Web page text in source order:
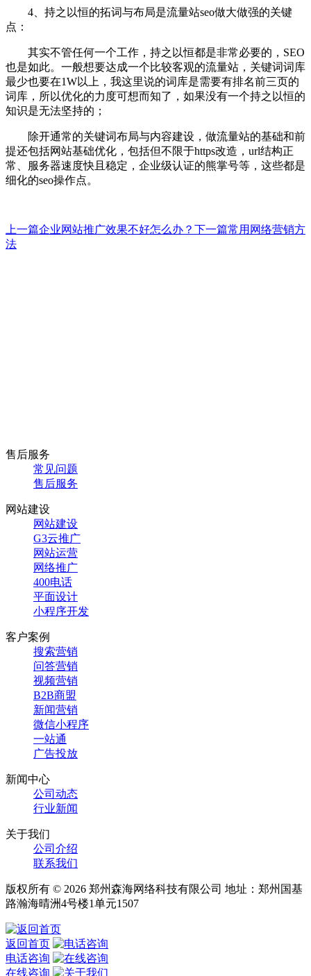
4、持之以恒的拓词与布局是流量站seo做大做强的关键
点：
其实不管任何一个工作，持之以恒都是非常必要的，SEO
也是如此。一般想要达成一个比较客观的流量站，关键词词库
最少也要在1W以上，我这里说的词库是需要有排名前三页的
词库，所以优化的力度可想而知了，如果没有一个持之以恒的
知识是无法坚持的；
除开通常的关键词布局与内容建设，做流量站的基础和前
提还包括网站基础优化，包括但不限于https改造，url结构正
常、服务器速度快且稳定，企业级认证的熊掌号等，这些都是
细化的seo操作点。
上一篇企业网站推广效果不好怎么办？ 下一篇常用网络营销方
法
售后服务
常见问题
售后服务
网站建设
网站建设
G3云推广
网站运营
网络推广
400电话
平面设计
小程序开发
客户案例
搜索营销
问答营销
视频营销
B2B商盟
新闻营销
微信小程序
一站通
广告投放
新闻中心
公司动态
行业新闻
关于我们
公司介绍
联系我们
版权所有 © 2026 郑州森海网络科技有限公司 地址：郑州国基
路瀚海晴洲4号楼1单元1507
返回首页
电话咨询
在线咨询